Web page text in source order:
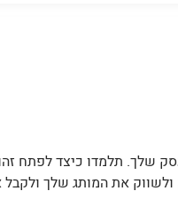
שלך. תלמדו כיצד לפתח
את המותג שלך ולקבל